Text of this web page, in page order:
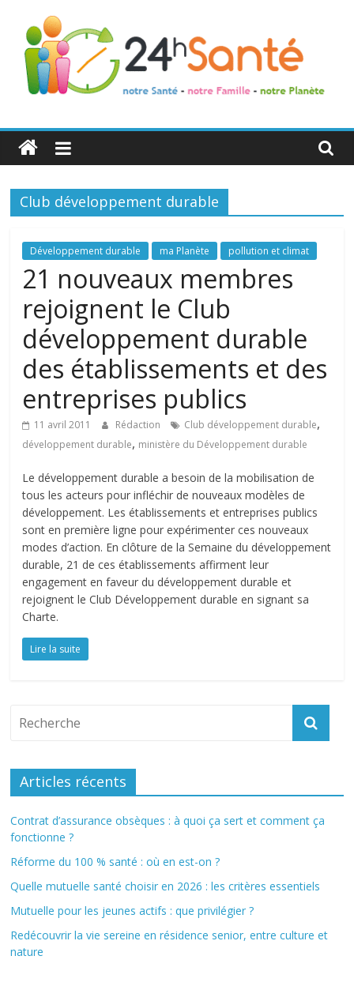
24h
Santé
La
de
toute
famille
Club développement durable
Développement durable ma Planète pollution et climat
21 nouveaux membres
rejoignent le Club
développement durable
des établissements et des
entreprises publics
11 avril 2011 Rédaction Club développement durable,
développement durable, ministère du Développement durable
Le développement durable a besoin de la mobilisation de
tous les acteurs pour infléchir de nouveaux modèles de
développement. Les établissements et entreprises publics
sont en première ligne pour expérimenter ces nouveaux
modes d’action. En clôture de la Semaine du développement
durable, 21 de ces établissements affirment leur
engagement en faveur du développement durable et
rejoignent le Club Développement durable en signant sa
Charte.
Lire la suite
Articles récents
Contrat d’assurance obsèques : à quoi ça sert et comment ça
fonctionne ?
Réforme du 100 % santé : où en est-on ?
Quelle mutuelle santé choisir en 2026 : les critères essentiels
Mutuelle pour les jeunes actifs : que privilégier ?
Redécouvrir la vie sereine en résidence senior, entre culture et
nature